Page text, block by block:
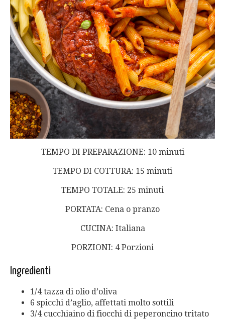
TEMPO DI PREPARAZIONE: 10 minuti
TEMPO DI COTTURA: 15 minuti
TEMPO TOTALE: 25 minuti
PORTATA: Cena o pranzo
CUCINA: Italiana
PORZIONI: 4 Porzioni
Ingredienti
1/4 tazza di olio d’oliva
6 spicchi d’aglio, affettati molto sottili
3/4 cucchiaino di fiocchi di peperoncino tritato